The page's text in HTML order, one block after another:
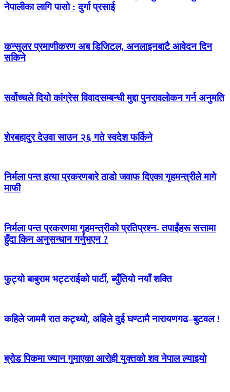
नेपालीका लागि पासो : दुर्गा प्रसाई
कन्सुलर प्रमाणीकरण अब डिजिटल, अनलाइनबाटै आवेदन दिन
सकिने
सर्वोच्चले दियो कांग्रेस विवादसम्बन्धी मुद्दा पुनरावलोकन गर्न अनुमति
शेरबहादुर देउवा साउन २६ गते स्वदेश फर्किने
निर्मला पन्त हत्या प्रकरणबारे ठाडो जवाफ दिएका गृहमन्त्रीले मागे
माफी
निर्मला पन्त प्रकरणमा गृहमन्त्रीको प्रतिप्रश्न- तपाईंहरू सत्तामा
हुँदा किन अनुसन्धान गर्नुभएन ?
फुट्यो बाबुराम भट्टराईको पार्टी, ब्युँतियो नयाँ शक्ति
कहिले जाममै रात कट्थ्यो, अहिले दुई घण्टामै नारायणगढ–बुटवल !
ब्रोड पिकमा ज्यान गुमाएका आरोही युक्तको शव नेपाल ल्याइयो